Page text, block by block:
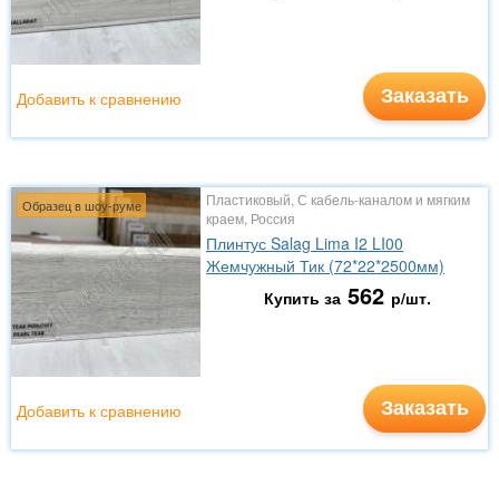
Заказать
Добавить к сравнению
Образец в шоу-руме
Пластиковый, С кабель-каналом и мягким
краем, Россия
Плинтус Salag Lima I2 LI00
Жемчужный Тик (72*22*2500мм)
Купить за 562 р/шт.
Заказать
Добавить к сравнению